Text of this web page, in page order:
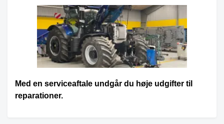
Med en serviceaftale undgår du høje udgifter til
reparationer.